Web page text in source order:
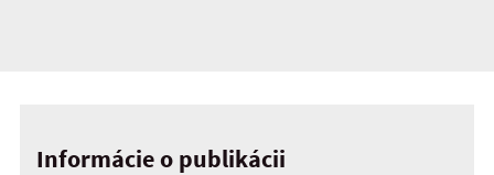
Informácie o publikácii